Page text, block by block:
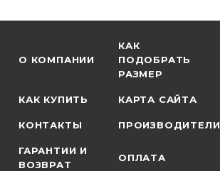
О КОМПАНИИ
КАК
ПОДОБРАТЬ
РАЗМЕР
КАК КУПИТЬ КАРТА САЙТА
КОНТАКТЫ ПРОИЗВОДИТЕЛИ
ГАРАНТИИ И
ВОЗВРАТ
ОПЛАТА